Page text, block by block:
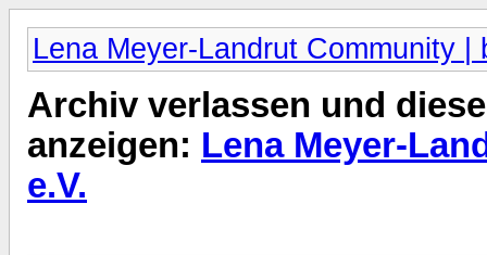
Lena Meyer-Landrut Community |
Archiv verlassen und
anzeigen: Lena Meyer-
e.V.